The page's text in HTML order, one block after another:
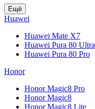
Ещё
Huawei
Huawei Mate X7
Huawei Pura 80 Ultra
Huawei Pura 80 Pro
Honor
Honor Magic8 Pro
Honor Magic8
Honor Magic8 Lite